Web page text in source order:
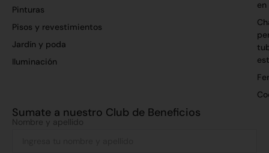
Pinturas
Pisos y revestimientos
Jardín y poda
Iluminación
en
Sumate a nuestro Club de Beneficios
Nombre y apellido